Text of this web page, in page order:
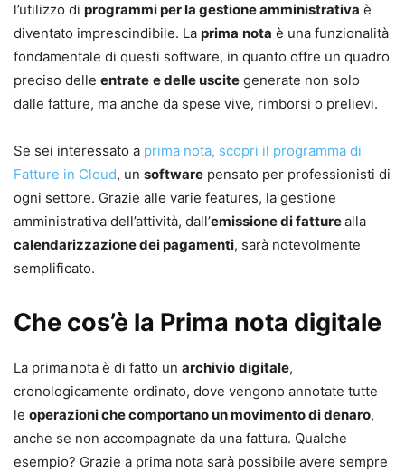
l’utilizzo di programmi per la gestione amministrativa è
diventato imprescindibile. La prima nota è una funzionalità
fondamentale di questi software, in quanto offre un quadro
preciso delle entrate e delle uscite generate non solo
dalle fatture, ma anche da spese vive, rimborsi o prelievi.
Se sei interessato a prima nota, scopri il programma di
Fatture in Cloud, un software pensato per professionisti di
ogni settore. Grazie alle varie features, la gestione
amministrativa dell’attività, dall’emissione di fatturealla
calendarizzazione dei pagamenti, sarà notevolmente
semplificato.
Che cos’è la Prima nota digitale
La prima nota è di fatto un archivio digitale,
cronologicamente ordinato, dove vengono annotate tutte
le operazioni che comportano un movimento di denaro,
anche se non accompagnate da una fattura. Qualche
esempio? Grazie a prima nota sarà possibile avere sempre